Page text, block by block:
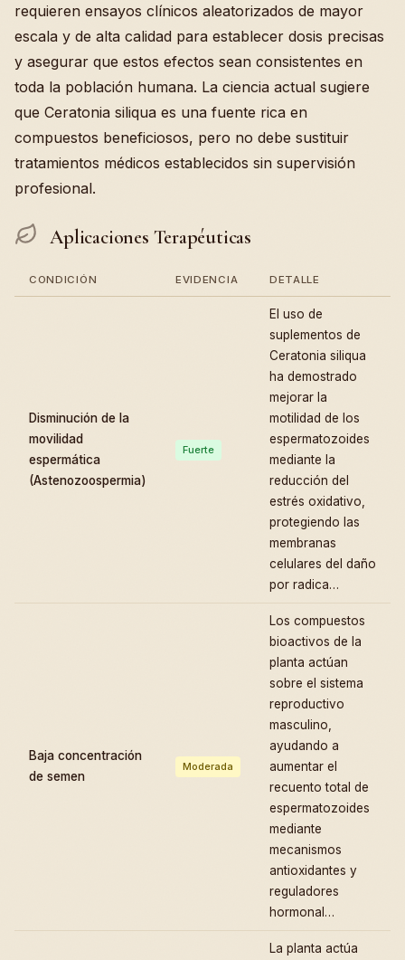
requieren ensayos clínicos aleatorizados de mayor
escala y de alta calidad para establecer dosis precisas
y asegurar que estos efectos sean consistentes en
toda la población humana. La ciencia actual sugiere
que Ceratonia siliqua es una fuente rica en
compuestos beneficiosos, pero no debe sustituir
tratamientos médicos establecidos sin supervisión
profesional.
Aplicaciones Terapéuticas
CONDICIÓN EVIDENCIA DETALLE
Disminución de la
movilidad
espermática
(Astenozoospermia)
Fuerte
El uso de
suplementos de
Ceratonia siliqua
ha demostrado
mejorar la
motilidad de los
espermatozoides
mediante la
reducción del
estrés oxidativo,
protegiendo las
membranas
celulares del daño
por radica…
Baja concentración
de semen
Moderada
Los compuestos
bioactivos de la
planta actúan
sobre el sistema
reproductivo
masculino,
ayudando a
aumentar el
recuento total de
espermatozoides
mediante
mecanismos
antioxidantes y
reguladores
hormonal…
La planta actúa